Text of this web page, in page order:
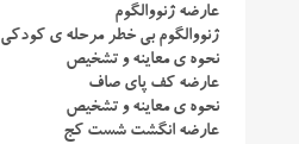
عارضه ژنووالگوم
ژنووالگوم بی خطر مرحله ی کودکی
نحوه ی معاینه و تشخیص
عارضه کف پای صاف
نحوه ی معاینه و تشخیص
عارضه انگشت شست کج